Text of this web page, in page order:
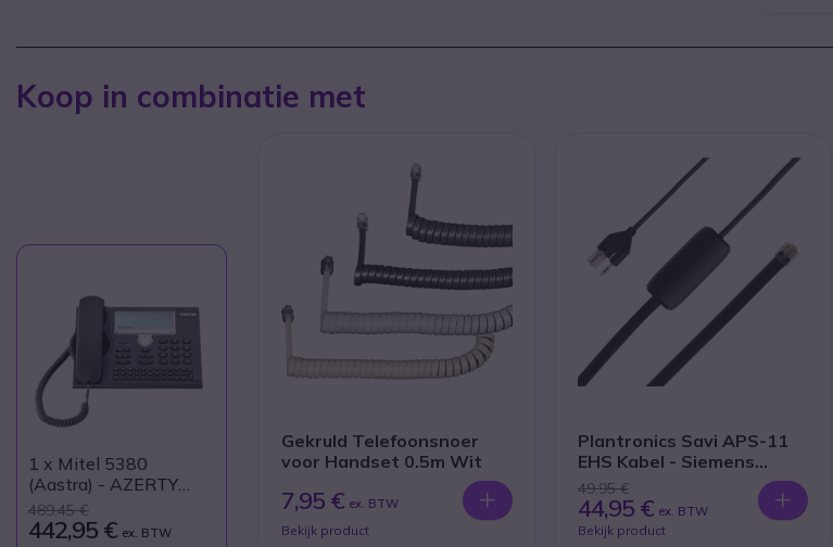
Koop in combinatie met
1 x Mitel 5380
(Aastra) - AZERTY
Toetsenbord
489,45 €
442,95 € ex. BTW
Gekruld Telefoonsnoer
voor Handset 0.5m Wit
7,95 € ex. BTW
Bekijk product
Plantronics Savi APS-11
EHS Kabel - Siemens
telefoon
49,95 €
44,95 € ex. BTW
Bekijk product